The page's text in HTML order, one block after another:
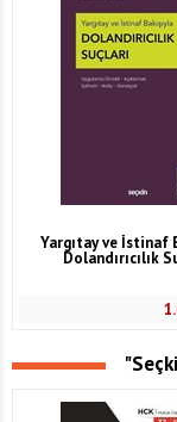
Yargıtay ve İstinaf
Dolandırıcılık